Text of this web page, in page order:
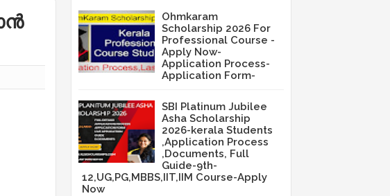
Ohmkaram
Scholarship 2026 For
Professional Course -
Apply Now-
Application Process-
Application Form-
SBI Platinum Jubilee
Asha Scholarship
2026-kerala Students
,Application Process
,Documents, Full
Guide-9th-
12,UG,PG,MBBS,IIT,IIM Course-Apply
Now